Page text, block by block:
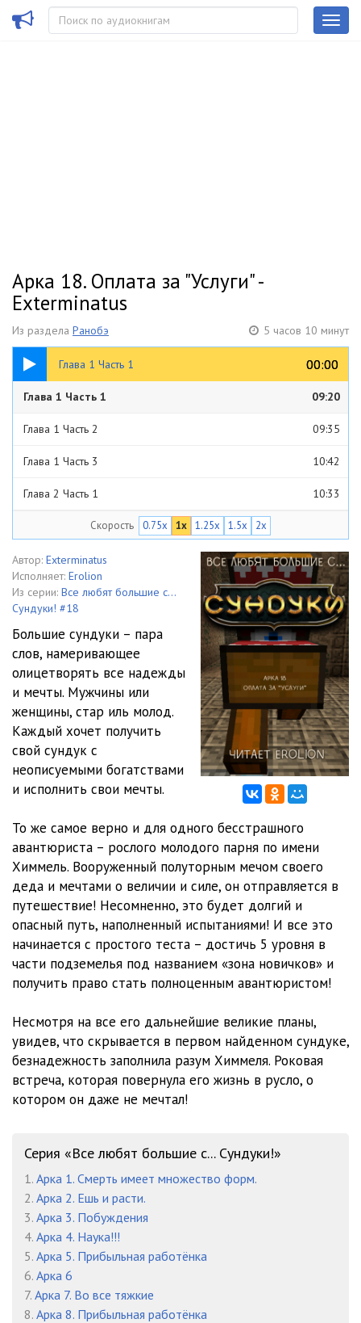
Арка 18. Оплата за "Услуги" -
Exterminatus
Из раздела Ранобэ 5 часов 10 минут
Глава 1 Часть 1 00:00
00:00
09:20
Глава 1 Часть 1 09:20
Глава 1 Часть 2 09:35
Глава 1 Часть 3 10:42
Глава 2 Часть 1 10:33
Глава 2 Часть 2
Глава 2 Часть 3 09:53
Глава 3 Часть 1 10:04
07:57
Глава 3 Часть 3 09:12
Глава 4 Часть 1 08:21
Глава 4 Часть 2 10:48
Глава 4 Часть 3 11:18
Глава 5 Часть 1
Глава 5 Часть 3 12:10
Глава 6 Часть 1 11:24
Глава 6 Часть 2
Глава 7 Часть 1 08:35
Глава 7 Часть 2 08:06
Глава 7 Часть 4 07:44
Глава 7 Часть 5
Глава 8 Часть 1
Глава 8 Часть 3
Глава 9 Часть 1
Глава 9 Часть 2
Глава 9 Часть 3
Глава 9 Часть 4
Скорость 0.75x 1x 1.25x 1.5x 2x
Автор: Exterminatus
Исполняет: Erolion
Из серии: Все любят большие с...
Сундуки! #18
Большие сундуки – пара
слов, намеривающее
олицетворять все надежды
и мечты. Мужчины или
женщины, стар иль молод.
Каждый хочет получить
свой сундук с
неописуемыми богатствами
и исполнить свои мечты.
То же самое верно и для одного бесстрашного
авантюриста – рослого молодого парня по имени
Химмель. Вооруженный полуторным мечом своего
деда и мечтами о величии и силе, он отправляется в
путешествие! Несомненно, это будет долгий и
опасный путь, наполненный испытаниями! И все это
начинается с простого теста – достичь 5 уровня в
части подземелья под названием «зона новичков» и
получить право стать полноценным авантюристом!
Несмотря на все его дальнейшие великие планы,
увидев, что скрывается в первом найденном сундуке,
безнадежность заполнила разум Химмеля. Роковая
встреча, которая повернула его жизнь в русло, о
котором он даже не мечтал!
Серия «Все любят большие с... Сундуки!»
1. Арка 1. Смерть имеет множество форм.
2. Арка 2. Ешь и расти.
3. Арка 3. Побуждения
4. Арка 4. Наука!!!
5. Арка 5. Прибыльная работёнка
6. Арка 6
7. Арка 7. Во все тяжкие
8. Арка 8. Прибыльная работёнка